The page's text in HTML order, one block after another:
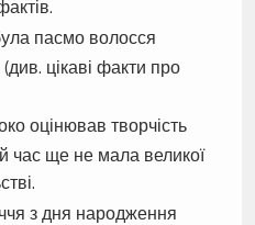
пасмо волосся
цікаві факти про
оцінював творчість
час ще не мала великої
з дня народження